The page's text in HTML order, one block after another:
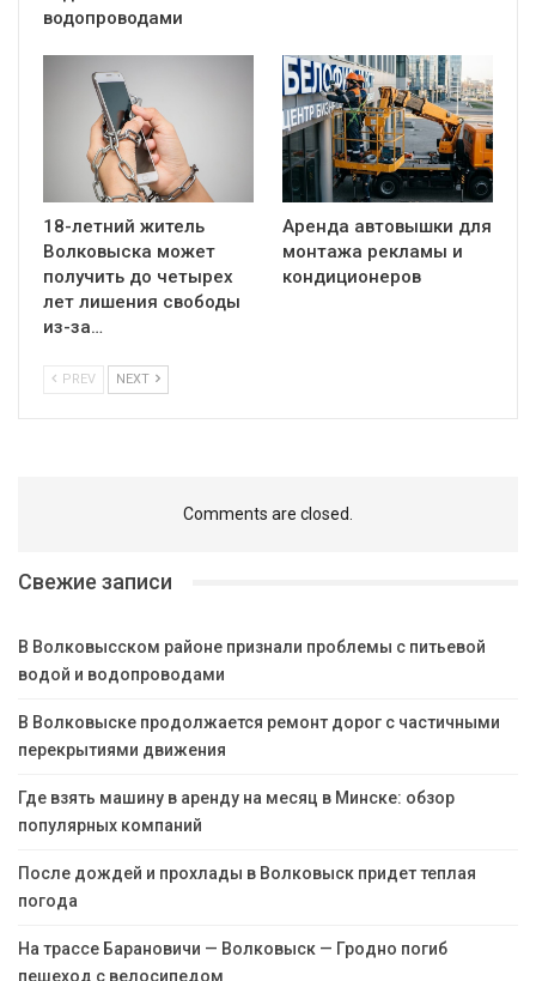
водопроводами
18-летний житель
Волковыска может
получить до четырех
лет лишения свободы
из-за…
Аренда автовышки для
монтажа рекламы и
кондиционеров
PREV NEXT
Comments are closed.
Свежие записи
В Волковысском районе признали проблемы с питьевой
водой и водопроводами
В Волковыске продолжается ремонт дорог с частичными
перекрытиями движения
Где взять машину в аренду на месяц в Минске: обзор
популярных компаний
После дождей и прохлады в Волковыск придет теплая
погода
На трассе Барановичи — Волковыск — Гродно погиб
пешеход с велосипедом